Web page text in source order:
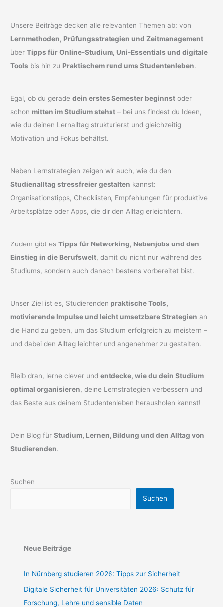
Unsere Beiträge decken alle relevanten Themen ab: von
Lernmethoden, Prüfungsstrategien und Zeitmanagement
überTipps für Online-Studium, Uni-Essentials und digitale
Tools bis hin zu Praktischem rund ums Studentenleben.
Egal, ob du geradedein erstes Semester beginnst oder
schon mitten im Studium stehst – bei uns findest du Ideen,
wie du deinen Lernalltag strukturierst und gleichzeitig
Motivation und Fokus behältst.
Neben Lernstrategien zeigen wir auch, wie du den
Studienalltag stressfreier gestalten kannst:
Organisationstipps, Checklisten, Empfehlungen für produktive
Arbeitsplätze oder Apps, die dir den Alltag erleichtern.
Zudem gibt esTipps für Networking, Nebenjobs und den
Einstieg in die Berufswelt, damit du nicht nur während des
Studiums, sondern auch danach bestens vorbereitet bist.
Unser Ziel ist es, Studierenden praktische Tools,
motivierende Impulse und leicht umsetzbare Strategien an
die Hand zu geben, um das Studium erfolgreich zu meistern –
und dabei den Alltag leichter und angenehmer zu gestalten.
Bleib dran, lerne clever undentdecke, wie du dein Studium
optimal organisieren, deine Lernstrategien verbessern und
das Beste aus deinem Studentenleben herausholen kannst!
Dein Blog fürStudium, Lernen, Bildung und den Alltag von
Studierenden.
Suchen
Suchen
Neue Beiträge
In Nürnberg studieren 2026: Tipps zur Sicherheit
Digitale Sicherheit für Universitäten 2026: Schutz für
Forschung, Lehre und sensible Daten